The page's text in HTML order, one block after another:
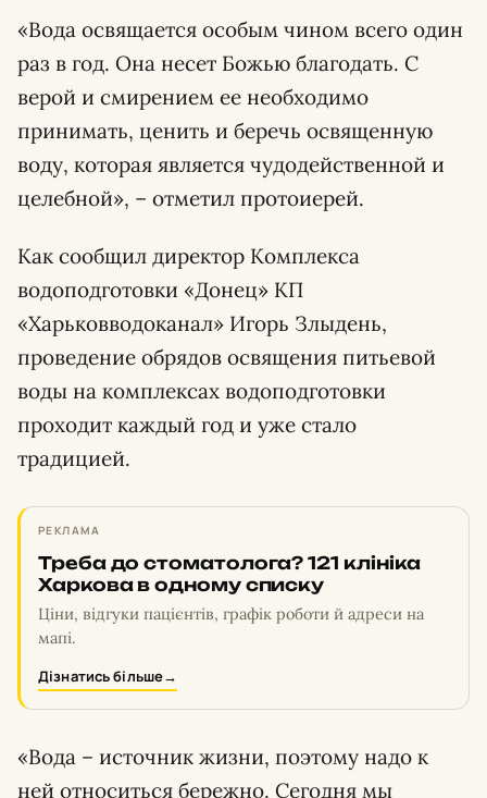
«Вода освящается особым чином всего один
раз в год. Она несет Божью благодать. С
верой и смирением ее необходимо
принимать, ценить и беречь освященную
воду, которая является чудодейственной и
целебной», – отметил протоиерей.
Как сообщил директор Комплекса
водоподготовки «Донец» КП
«Харьковводоканал» Игорь Злыдень,
проведение обрядов освящения питьевой
воды на комплексах водоподготовки
проходит каждый год и уже стало
традицией.
РЕКЛАМА
Треба до стоматолога? 121 клініка
Харкова в одному списку
Ціни, відгуки пацієнтів, графік роботи й адреси на
мапі.
Дізнатись більше→
«Вода – источник жизни, поэтому надо к
ней относиться бережно. Сегодня мы